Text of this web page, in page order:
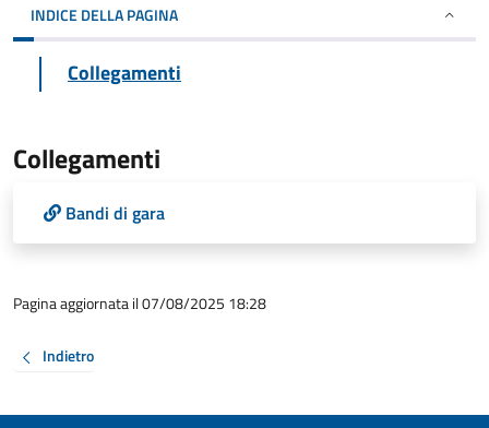
INDICE DELLA PAGINA
Collegamenti
Collegamenti
Bandi di gara
Pagina aggiornata il 07/08/2025 18:28
Indietro